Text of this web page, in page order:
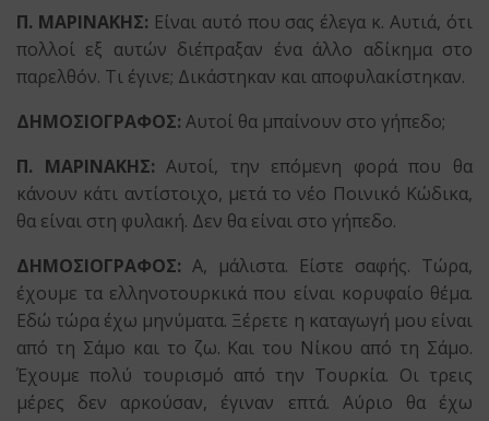
Π. ΜΑΡΙΝΑΚΗΣ: Είναι αυτό που σας έλεγα κ. Αυτιά, ότι
πολλοί εξ αυτών διέπραξαν ένα άλλο αδίκημα στο
παρελθόν. Τι έγινε; Δικάστηκαν και αποφυλακίστηκαν.
ΔΗΜΟΣΙΟΓΡΑΦΟΣ:Αυτοί θα μπαίνουν στο γήπεδο;
Π. ΜΑΡΙΝΑΚΗΣ:Αυτοί, την επόμενη φορά που θα
κάνουν κάτι αντίστοιχο, μετά το νέο Ποινικό Κώδικα,
θα είναι στη φυλακή. Δεν θα είναι στο γήπεδο.
ΔΗΜΟΣΙΟΓΡΑΦΟΣ: Α, μάλιστα. Είστε σαφής. Τώρα,
έχουμε τα ελληνοτουρκικά που είναι κορυφαίο θέμα.
Εδώ τώρα έχω μηνύματα. Ξέρετε η καταγωγή μου είναι
από τη Σάμο και το ζω. Και του Νίκου από τη Σάμο.
Έχουμε πολύ τουρισμό από την Τουρκία. Οι τρεις
μέρες δεν αρκούσαν, έγιναν επτά. Αύριο θα έχω